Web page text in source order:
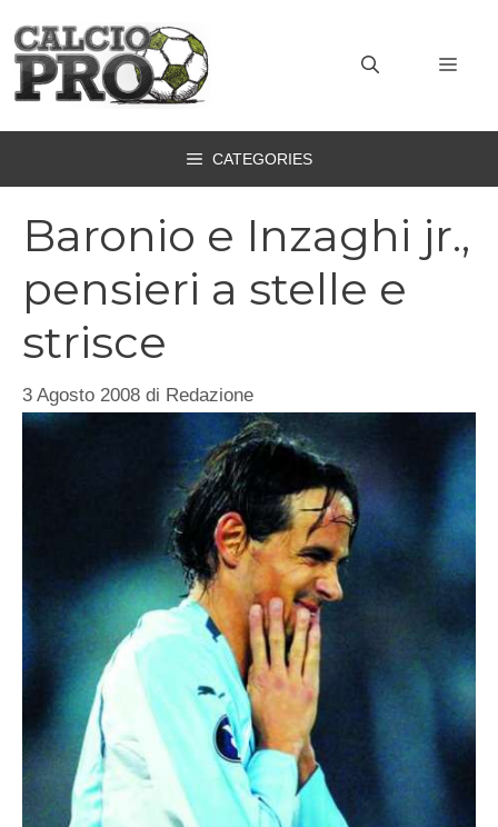
contenuto
CATEGORIES
Baronio e Inzaghi jr.,
pensieri a stelle e
strisce
3 Agosto 2008 di Redazione